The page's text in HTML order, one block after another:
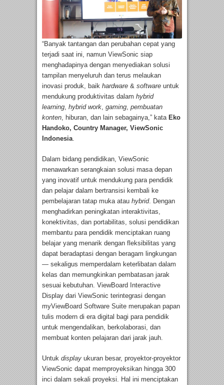
“Banyak tantangan dan perubahan cepat yang
terjadi saat ini, namun ViewSonic siap
menghadapinya dengan menyediakan solusi
tampilan menyeluruh dan terus melaukan
inovasi produk, baik hardware & software untuk
mendukung produktivitas dalam hybrid
learning hybrid work gaming pembuatan
konten , hiburan, dan lain sebagainya,” kata Eko
Handoko, Country Manager, ViewSonic
Indonesia
Dalam bidang pendidikan, ViewSonic
menawarkan serangkaian solusi masa depan
yang inovatif untuk mendukung para pendidik
dan pelajar dalam bertransisi kembali ke
pembelajaran tatap muka atau hybrid. Dengan
menghadirkan peningkatan interaktivitas,
konektivitas, dan portabilitas, solusi pendidikan
membantu para pendidik menciptakan ruang
belajar yang menarik dengan fleksibilitas yang
dapat beradaptasi dengan beragam lingkungan
— sekaligus memperdalam keterlibatan dalam
kelas dan memungkinkan pembatasan jarak
sesuai kebutuhan. ViewBoard Interactive
Display dari ViewSonic terintegrasi dengan
myViewBoard Software Suite merupakan papan
tulis modern di era digital bagi para pendidik
untuk mengendalikan, berkolaborasi, dan
membuat konten pelajaran dari jarak jauh.
Untuk display ukuran besar, proyektor-proyektor
ViewSonic dapat memproyeksikan hingga 300
inci dalam sekali proyeksi. Hal ini menciptakan